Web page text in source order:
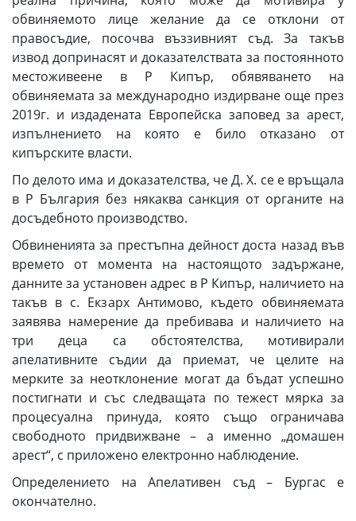
обвиняемото лице желание да се отклони от
правосъдие, посочва въззивният съд. За такъв
извод допринасят и доказателствата за постоянното
местоживеене в Р Кипър, обявяването на
обвиняемата за международно издирване още през
2019г. и издадената Европейска заповед за арест,
изпълнението на която е било отказано от
кипърските власти.
По делото има и доказателства, че Д. Х. се е връщала
в Р България без някаква санкция от органите на
досъдебното производство.
Обвиненията за престъпна дейност доста назад във
времето от момента на настоящото задържане,
данните за установен адрес в Р Кипър, наличието на
такъв в с. Екзарх Антимово, където обвиняемата
заявява намерение да пребивава и наличието на
три деца са обстоятелства, мотивирали
апелативните съдии да приемат, че целите на
мерките за неотклонение могат да бъдат успешно
постигнати и със следващата по тежест мярка за
процесуална принуда, която също ограничава
свободното придвижване – а именно „домашен
арест“, с приложено електронно наблюдение.
Определението на Апелативен съд – Бургас е
окончателно.